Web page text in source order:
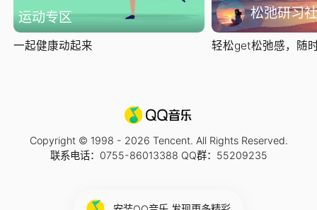
运动专区
一起健康动起来
松弛研习社
轻松get松弛感，随
Copyright © 1998 - 2026 Tencent. All Rights Reserved.
联系电话：0755-86013388 QQ群：55209235